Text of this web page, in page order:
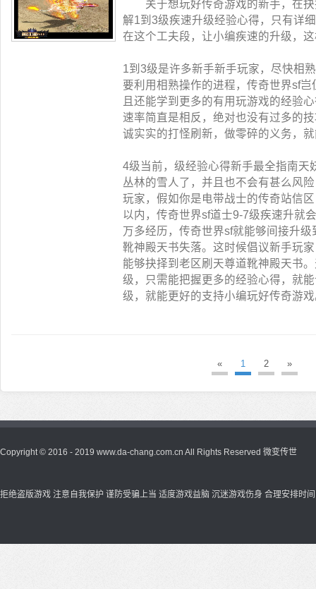
关于想玩好传奇游戏的新手，在抉
解1到3级疾速升级经验心得，只有详
在这个工夫段，让小编疾速的升级，
1到3级是许多新手新手玩家，尽快相
要利用相熟操作的进程，传奇世界sf
且还能学到更多的有用玩游戏的经验
速率简直是相反，绝对也没有过多的
诚实实的打怪刷新，做零碎的义务，
4级当前，级经验心得新手最全指南天
丛林的雪人了，并且也不会有甚么风
玩家，假如你是电带战士的传奇站信
以内，传奇世界sf道士9-7级疾速升就
万多经历，传奇世界sf就能够间接升
靴神殿天书失落。这时候倡议新手玩
能够抉择到老区刷天尊道靴神殿天书
级，只需能把握更多的经验心得，就
级，就能更好的支持小编玩好传奇游
« 1 2 »
Copyright © 2016 - 2019 www.da-chang.com.cn All Rights Reserved 微变传世
拒绝盗版游戏 注意自我保护 谨防受骗上当 适度游戏益脑 沉迷游戏伤身 合理安排时